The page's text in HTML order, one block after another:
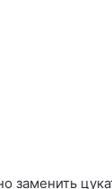
заменить